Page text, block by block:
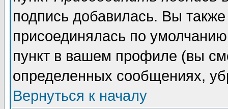
подпись добавилась. Вы
присоединялась по
пункт в вашем профиле (вы
определенных сообщениях,
Вернуться к началу